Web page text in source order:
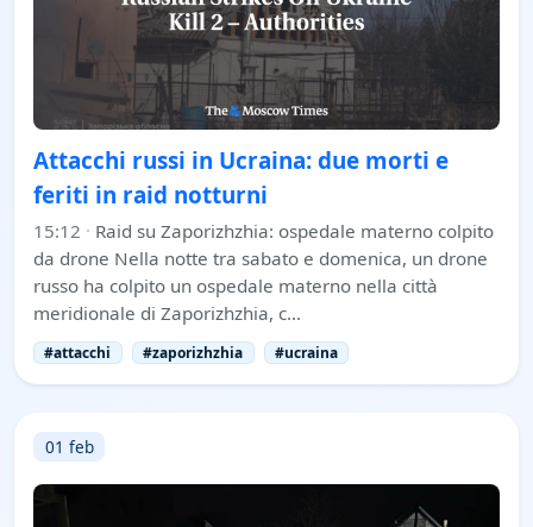
Attacchi russi in Ucraina: due morti e
feriti in raid notturni
15:12 · Raid su Zaporizhzhia: ospedale materno colpito
da drone Nella notte tra sabato e domenica, un drone
russo ha colpito un ospedale materno nella città
meridionale di Zaporizhzhia, c…
#attacchi #zaporizhzhia #ucraina
01 feb